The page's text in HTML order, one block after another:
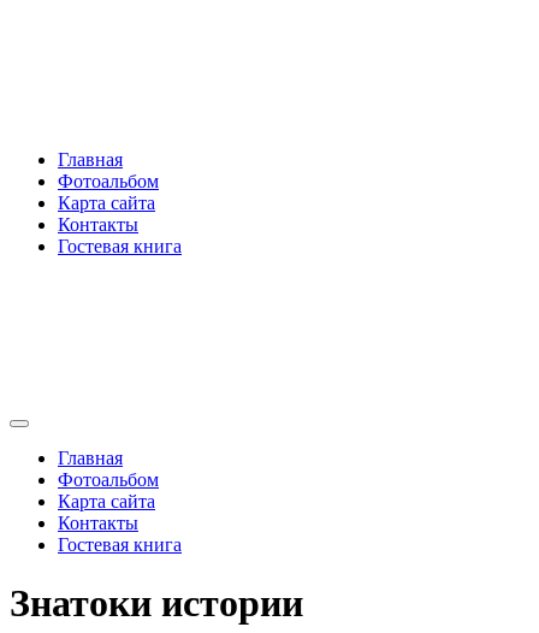
Главная
Фотоальбом
Карта сайта
Контакты
Гостевая книга
Главная
Фотоальбом
Карта сайта
Контакты
Гостевая книга
Знатоки истории